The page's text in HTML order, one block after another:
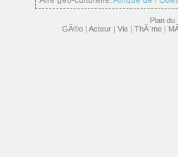
Plan du
GÃ©o | Acteur | Vie | ThÃ¨me |